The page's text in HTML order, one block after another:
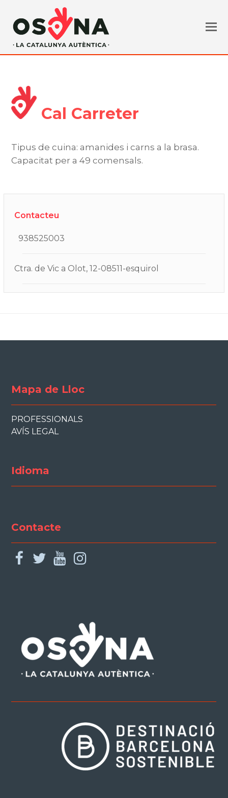
Cal Carreter
Tipus de cuina: amanides i carns a la brasa.
Capacitat per a 49 comensals.
Contacteu
938525003
Ctra. de Vic a Olot, 12-08511-esquirol
Mapa de Lloc
PROFESSIONALS
AVÍS LEGAL
Idioma
Contacte
facebook
twitteryoutube